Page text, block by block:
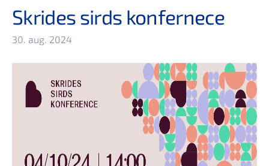
Skrides sirds konfernece
30. aug. 2024